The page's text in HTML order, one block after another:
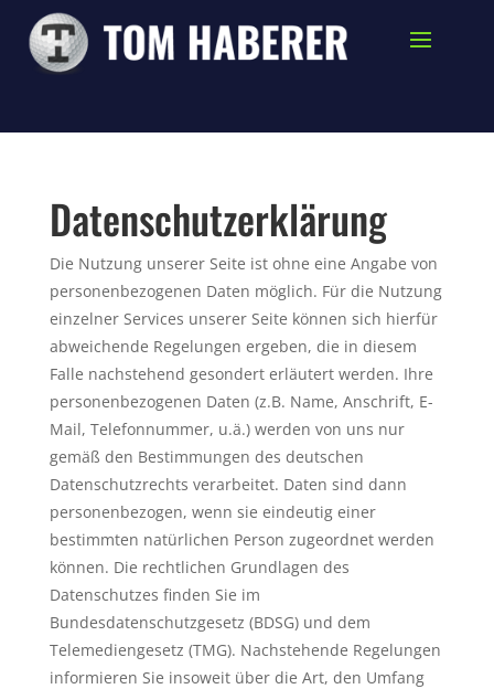
Datenschutzerklärung
Die Nutzung unserer Seite ist ohne eine Angabe von
personenbezogenen Daten möglich. Für die Nutzung
einzelner Services unserer Seite können sich hierfür
abweichende Regelungen ergeben, die in diesem
Falle nachstehend gesondert erläutert werden. Ihre
personenbezogenen Daten (z.B. Name, Anschrift, E-
Mail, Telefonnummer, u.ä.) werden von uns nur
gemäß den Bestimmungen des deutschen
Datenschutzrechts verarbeitet. Daten sind dann
personenbezogen, wenn sie eindeutig einer
bestimmten natürlichen Person zugeordnet werden
können. Die rechtlichen Grundlagen des
Datenschutzes finden Sie im
Bundesdatenschutzgesetz (BDSG) und dem
Telemediengesetz (TMG). Nachstehende Regelungen
informieren Sie insoweit über die Art, den Umfang